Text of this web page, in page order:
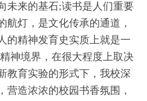
未来的基石;读书是人们重要
航灯，是文化传承的通道，
的精神发育史实质上就是一
神境界，在很大程度上取决
教育实验的形式下，我校深
营造浓浓的校园书香氛围，